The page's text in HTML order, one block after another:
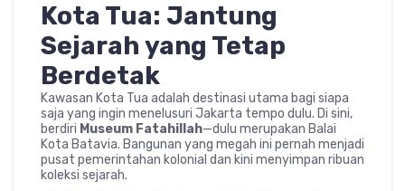
Kota Tua: Jantung
Sejarah yang Tetap
Berdetak
Kawasan Kota Tua adalah destinasi utama bagi siapa
saja yang ingin menelusuri Jakarta tempo dulu. Di sini,
berdiri Museum Fatahillah—dulu merupakan Balai
Kota Batavia. Bangunan yang megah ini pernah menjadi
pusat pemerintahan kolonial dan kini menyimpan ribuan
koleksi sejarah.